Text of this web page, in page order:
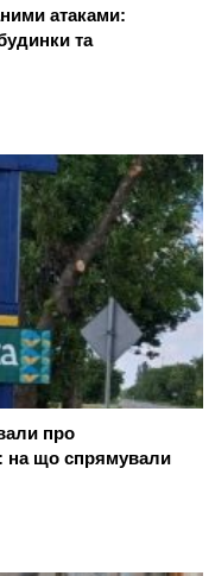
атаками:
та
про
на що спрямували